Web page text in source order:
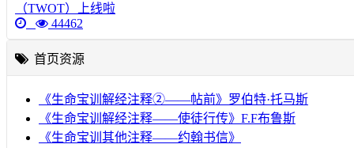
（TWOT）上线啦
44462
首页资源
《生命宝训解经注释②——帖前》罗伯特·托马斯
《生命宝训解经注释——使徒行传》F.F布鲁斯
《生命宝训其他注释——约翰书信》